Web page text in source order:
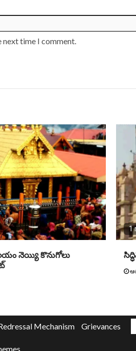
next time I comment.
నెయ్యి కొనుగోలు
1
Mechanism Grievances